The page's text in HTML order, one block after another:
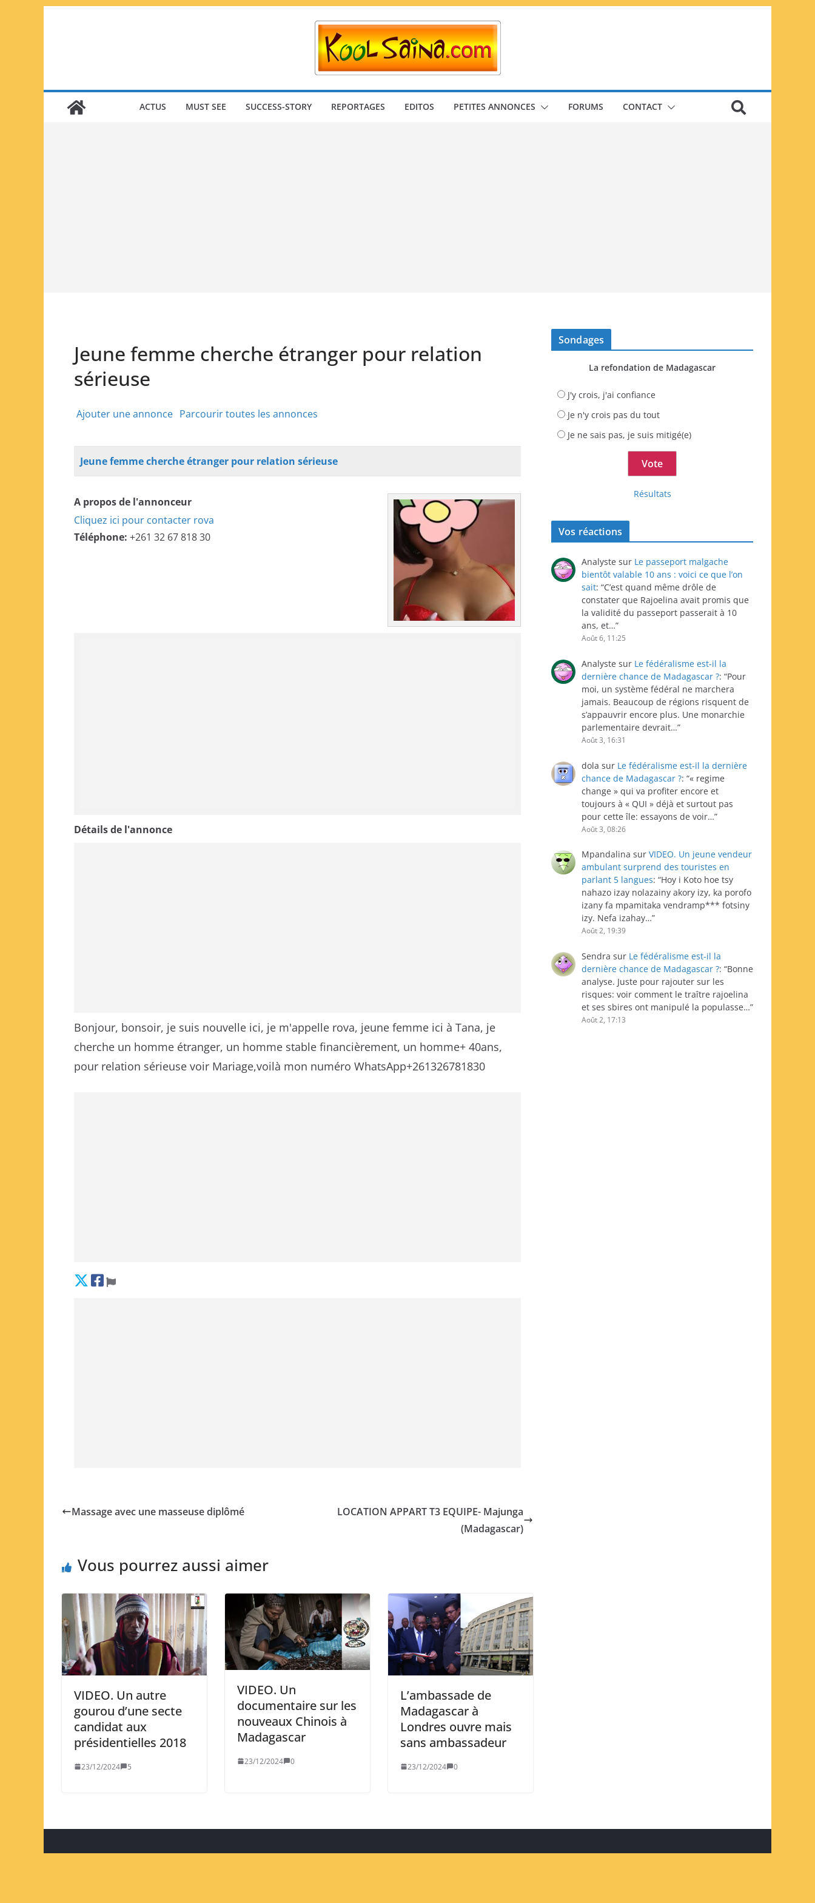
ACTUS MUST SEE SUCCESS-STORY REPORTAGES EDITOS PETITES ANNONCES FORUMS CONTACT
Jeune femme cherche étranger pour relation
sérieuse
Ajouter une annonce Parcourir toutes les annonces
Jeune femme cherche étranger pour relation sérieuse
A propos de l'annonceur
Cliquez ici pour contacter rova
Téléphone: +261 32 67 818 30
Détails de l'annonce
Bonjour, bonsoir, je suis nouvelle ici, je m'appelle rova, jeune femme ici à Tana, je
cherche un homme étranger, un homme stable financièrement, un homme+ 40ans,
pour relation sérieuse voir Mariage,voilà mon numéro WhatsApp+261326781830
Massage avec une masseuse diplômé
LOCATION APPART T3 EQUIPE- Majunga
(Madagascar)
Vous pourrez aussi aimer
VIDEO. Un autre
gourou d’une secte
candidat aux
présidentielles 2018
23/12/2024 5
VIDEO. Un
documentaire sur les
nouveaux Chinois à
Madagascar
23/12/2024 0
L’ambassade de
Madagascar à
Londres ouvre mais
sans ambassadeur
23/12/2024 0
Sondages
La refondation de Madagascar
J'y crois, j'ai confiance
Je n'y crois pas du tout
Je ne sais pas, je suis mitigé(e)
Résultats
Vos réactions
Analyste sur Le passeport malgache
bientôt valable 10 ans : voici ce que l’on
sait: “C’est quand même drôle de
constater que Rajoelina avait promis que
la validité du passeport passerait à 10
ans, et…”
Août 6, 11:25
Analyste sur Le fédéralisme est-il la
dernière chance de Madagascar ?: “Pour
moi, un système fédéral ne marchera
jamais. Beaucoup de régions risquent de
s’appauvrir encore plus. Une monarchie
parlementaire devrait…”
Août 3, 16:31
dola sur Le fédéralisme est-il la dernière
chance de Madagascar ?: “« regime
change » qui va profiter encore et
toujours à « QUI » déjà et surtout pas
pour cette île: essayons de voir…”
Août 3, 08:26
Mpandalina sur VIDEO. Un jeune vendeur
ambulant surprend des touristes en
parlant 5 langues: “Hoy i Koto hoe tsy
nahazo izay nolazainy akory izy, ka porofo
izany fa mpamitaka vendramp*** fotsiny
izy. Nefa izahay…”
Août 2, 19:39
Sendra sur Le fédéralisme est-il la
dernière chance de Madagascar ?: “Bonne
analyse. Juste pour rajouter sur les
risques: voir comment le traître rajoelina
et ses sbires ont manipulé la populasse…”
Août 2, 17:13